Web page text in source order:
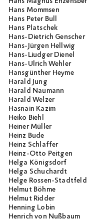
Hans Mommsen
Hans Peter Bull
Hans Platschek
Hans-Dietrich Genscher
Hans-Jürgen Hellwig
Hans-Liudger Dienel
Hans-Ulrich Wehler
Hansgünther Heyme
Harald Jung
Harald Naumann
Harald Welzer
Hasnain Kazim
Heiko Biehl
Heiner Müller
Heinz Bude
Heinz Schlaffer
Heinz-Otto Peitgen
Helga Königsdorf
Helga Schuchardt
Helge Rossen-Stadtfeld
Helmut Böhme
Helmut Ridder
Henning Lobin
Henrich von Nußbaum